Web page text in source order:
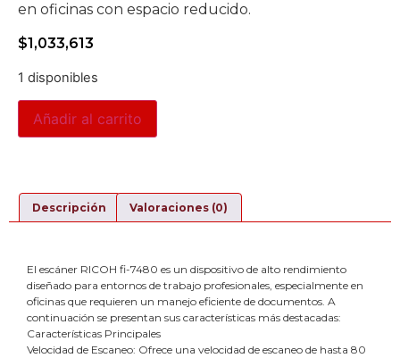
en oficinas con espacio reducido.
$1,033,613
1 disponibles
Añadir al carrito
Descripción Valoraciones (0)
El escáner RICOH fi-7480 es un dispositivo de alto rendimiento
diseñado para entornos de trabajo profesionales, especialmente en
oficinas que requieren un manejo eficiente de documentos. A
continuación se presentan sus características más destacadas:
Características Principales
Velocidad de Escaneo: Ofrece una velocidad de escaneo de hasta 80